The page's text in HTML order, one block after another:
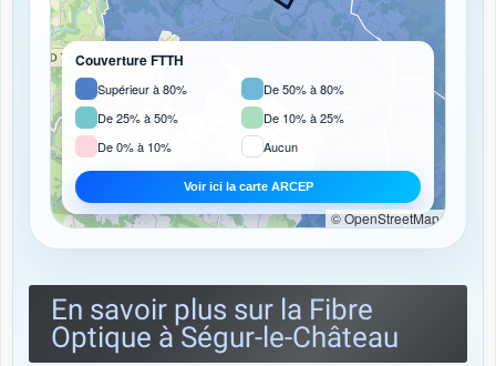
Couverture FTTH
Supérieur à 80%
De 50% à 80%
De 25% à 50%
De 10% à 25%
De 0% à 10%
Aucun
Voir ici la carte ARCEP
© OpenStreetMap
En savoir plus sur la Fibre
Optique à Ségur-le-Château